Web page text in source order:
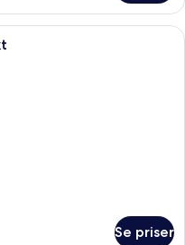
– deluxe, hageutsikt |
Se priser